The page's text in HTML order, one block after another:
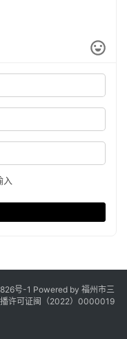
入
号-1 Powered by 福州市三
许可证闽（2022）0000019